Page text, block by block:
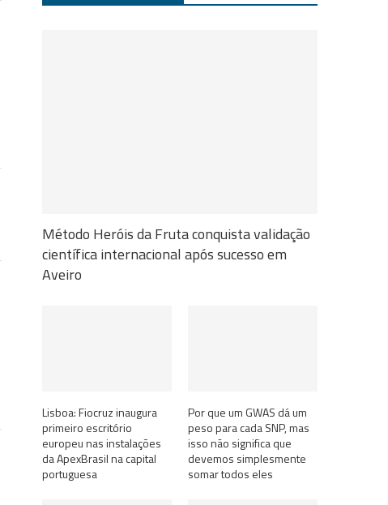
Método Heróis da Fruta conquista validação
científica internacional após sucesso em
Aveiro
Lisboa: Fiocruz inaugura
primeiro escritório
europeu nas instalações
da ApexBrasil na capital
portuguesa
Por que um GWAS dá um
peso para cada SNP, mas
isso não significa que
devemos simplesmente
somar todos eles